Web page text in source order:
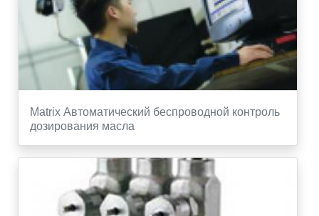
Matrix Автоматический беспроводной контроль
дозирования масла